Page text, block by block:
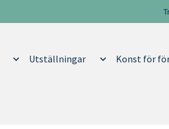
Utställningar Konst för